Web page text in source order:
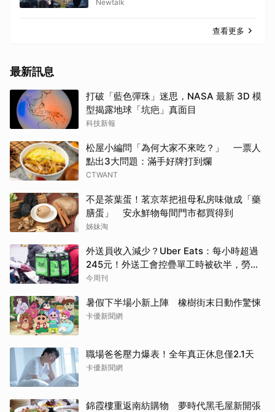
Newtalk
查看更多
最新訊息
打破「藍色彈珠」迷思，NASA 最新 3D 模
型揭露地球「坑疤」真面目
科技新報
松屋小編問「為何大家不來吃？」 一票人
點出3大問題：滿手好牌打到爛
CTWANT
不是茶葉蛋！茗京萃把祖母私房味做成「藥
膳蛋」 安永鮮物每間門市都買得到
姊妹淘
外送員收入減少？Uber Eats：每小時超過
245元！外送工會控疊單工時被砍半，勞動
部認違法：按人處罰每案2萬
今周刊
暑假下半場小新上陣 橡樹街末日動作驚悚
卡優新聞網
職場爸爸壓力爆表！全年真正休息僅2.1天
卡優新聞網
錦霞樓重返南紡購物 夢時代黑毛屋新開張